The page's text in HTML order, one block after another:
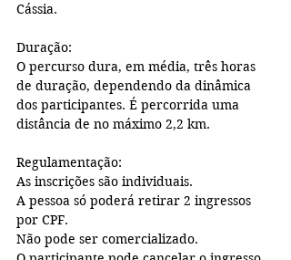
Cássia.
Duração:
O percurso dura, em média, três horas
de duração, dependendo da dinâmica
dos participantes. É percorrida uma
distância de no máximo 2,2 km.
Regulamentação:
As inscrições são individuais.
A pessoa só poderá retirar 2 ingressos
por CPF.
Não pode ser comercializado.